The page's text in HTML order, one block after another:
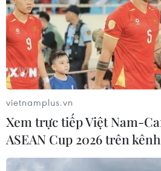
vietnamplus.vn
Xem trực tiếp Việt Nam-
ASEAN Cup 2026 trên